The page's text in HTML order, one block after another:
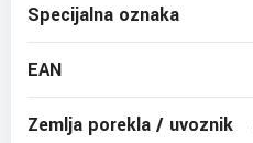
Specijalna oznaka
EAN
Zemlja porekla / uvoznik